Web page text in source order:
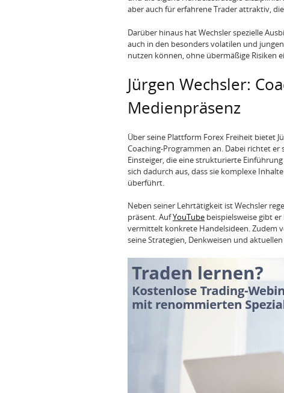
aber auch für erfahrene Trader attraktiv,
Darüber hinaus hat Wechsler spezielle
auch in den besonders volatilen und
nutzen können, ohne übermäßige Risiken
Jürgen Wechsler:
Medienpräsenz
Über seine Plattform Forex Freiheit bietet
Coaching-Programmen an. Dabei richtet
Einsteiger, die eine strukturierte
sich dadurch aus, dass sie komplexe
überführt.
Neben seiner Lehrtätigkeit ist Wechsler
präsent. AufYouTube beispielsweise gibt
vermittelt konkrete Handelsideen. Zudem
seine Strategien, Denkweisen und